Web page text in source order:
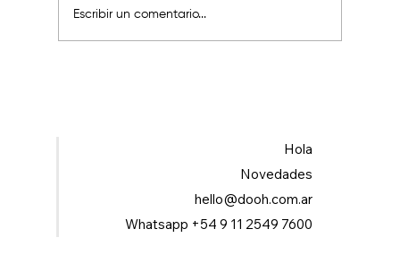
Escribir un comentario...
Hola
Novedades
hello@dooh.com.ar
Whatsapp +54 9 11 2549 7600